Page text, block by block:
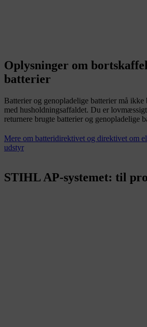
Oplysninger om
batterier
Batterier og genopladelige batterier må ikke
med husholdningsaffaldet. Du er
returnere brugte batterier og genopladelige
Mere om batteridirektivet og direktivet om
udstyr
STIHL AP-systemet: til